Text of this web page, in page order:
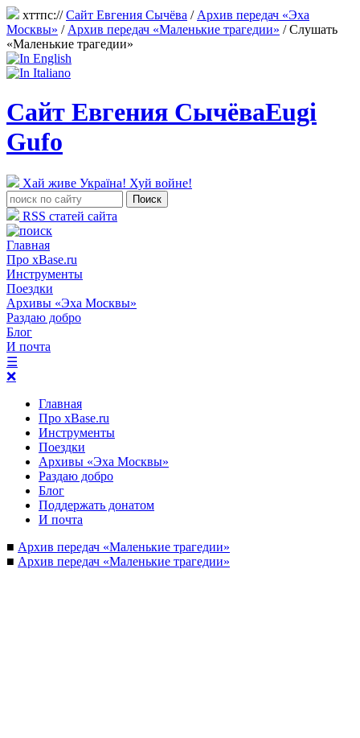
хттпс://Сайт Евгения Сычёва / Архив передач «Эха
Москвы» / Архив передач «Маленькие трагедии» /Слушать
«Маленькие трагедии»
Сайт Евгения СычёваEugi
Gufo
Хай живе Україна! Хуй войне!
RSS статей сайта
Главная
Про xBase.ru
Инструменты
Поездки
Архивы «Эха Москвы»
Раздаю добро
Блог
И почта
☰
❌
Главная
Про xBase.ru
Инструменты
Поездки
Архивы «Эха Москвы»
Раздаю добро
Блог
Поддержать донатом
И почта
■ Архив передач «Маленькие трагедии»
■ Архив передач «Маленькие трагедии»